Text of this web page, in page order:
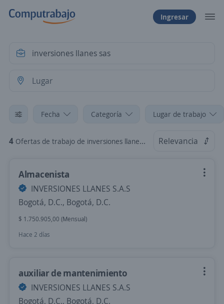
Ingresar
Fecha Categoría Lugar de trabajo
4 Ofertas de trabajo de inversiones llanes sas Relevancia
Almacenista
INVERSIONES LLANES S.A.S
Bogotá, D.C., Bogotá, D.C.
$ 1.750.905,00 (Mensual)
Hace 2 días
auxiliar de mantenimiento
INVERSIONES LLANES S.A.S
Bogotá, D.C., Bogotá, D.C.